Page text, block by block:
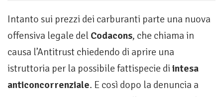
Intanto sui prezzi dei carburanti parte una nuova
offensiva legale del Codacons, che chiama in
causa l’Antitrust chiedendo di aprire una
istruttoria per la possibile fattispecie di intesa
anticoncorrenziale. E così dopo la denuncia a